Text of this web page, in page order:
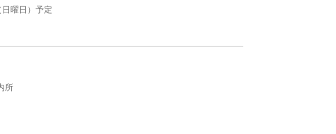
曜日）予定
所